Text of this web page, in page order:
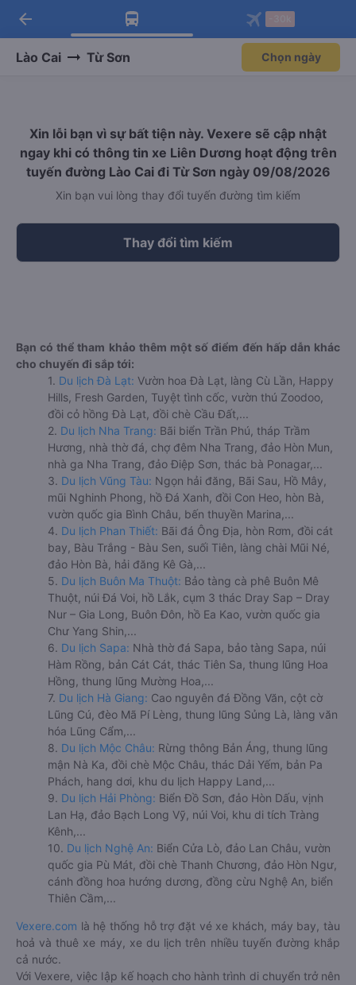
Tải app Vexere ngay!
Nhận ưu đãi thành viên độc
Mở app
Tải app Vexere
-30k/ghế khi đặt vé máy bay qua
Mở app
arrow_back
Lào Cai Từ Sơn Chọn ngày
Xin lỗi bạn vì sự bất tiện này. Vexere sẽ cập nhật
ngay khi có thông tin xe Liên Dương hoạt động trên
tuyến đường Lào Cai đi Từ Sơn ngày 09/08/2026
Xin bạn vui lòng thay đổi tuyến đường tìm kiếm
Thay đổi tìm kiếm
Bạn có thể tham khảo thêm một số điểm đến hấp dẫn khác
cho chuyến đi sắp tới:
1. Du lịch Đà Lạt: Vườn hoa Đà Lạt, làng Cù Lần, Happy
Hills, Fresh Garden, Tuyệt tình cốc, vườn thú Zoodoo,
đồi cỏ hồng Đà Lạt, đồi chè Cầu Đất,...
2. Du lịch Nha Trang: Bãi biển Trần Phú, tháp Trầm
Hương, nhà thờ đá, chợ đêm Nha Trang, đảo Hòn Mun,
nhà ga Nha Trang, đảo Điệp Sơn, thác bà Ponagar,...
3. Du lịch Vũng Tàu: Ngọn hải đăng, Bãi Sau, Hồ Mây,
mũi Nghinh Phong, hồ Đá Xanh, đồi Con Heo, hòn Bà,
vườn quốc gia Bình Châu, bến thuyền Marina,...
4. Du lịch Phan Thiết: Bãi đá Ông Địa, hòn Rơm, đồi cát
bay, Bàu Trắng - Bàu Sen, suối Tiên, làng chài Mũi Né,
đảo Hòn Bà, hải đăng Kê Gà,...
5. Du lịch Buôn Ma Thuột: Bảo tàng cà phê Buôn Mê
Thuột, núi Đá Voi, hồ Lắk, cụm 3 thác Dray Sap – Dray
Nur – Gia Long, Buôn Đôn, hồ Ea Kao, vườn quốc gia
Chư Yang Shin,...
6. Du lịch Sapa: Nhà thờ đá Sapa, bảo tàng Sapa, núi
Hàm Rồng, bản Cát Cát, thác Tiên Sa, thung lũng Hoa
Hồng, thung lũng Mường Hoa,...
7. Du lịch Hà Giang: Cao nguyên đá Đồng Văn, cột cờ
Lũng Cú, đèo Mã Pí Lèng, thung lũng Sủng Là, làng văn
hóa Lũng Cẩm,...
8. Du lịch Mộc Châu: Rừng thông Bản Áng, thung lũng
mận Nà Ka, đồi chè Mộc Châu, thác Dải Yếm, bản Pa
Phách, hang dơi, khu du lịch Happy Land,...
9. Du lịch Hải Phòng: Biển Đồ Sơn, đảo Hòn Dấu, vịnh
Lan Hạ, đảo Bạch Long Vỹ, núi Voi, khu di tích Tràng
Kênh,...
10. Du lịch Nghệ An: Biển Cửa Lò, đảo Lan Châu, vườn
quốc gia Pù Mát, đồi chè Thanh Chương, đảo Hòn Ngư,
cánh đồng hoa hướng dương, đồng cừu Nghệ An, biển
Thiên Cầm,...
Vexere.com là hệ thống hỗ trợ đặt vé xe khách, máy bay, tàu
hoả và thuê xe máy, xe du lịch trên nhiều tuyến đường khắp
cả nước.
Với Vexere, việc lập kế hoạch cho hành trình di chuyển trở nên